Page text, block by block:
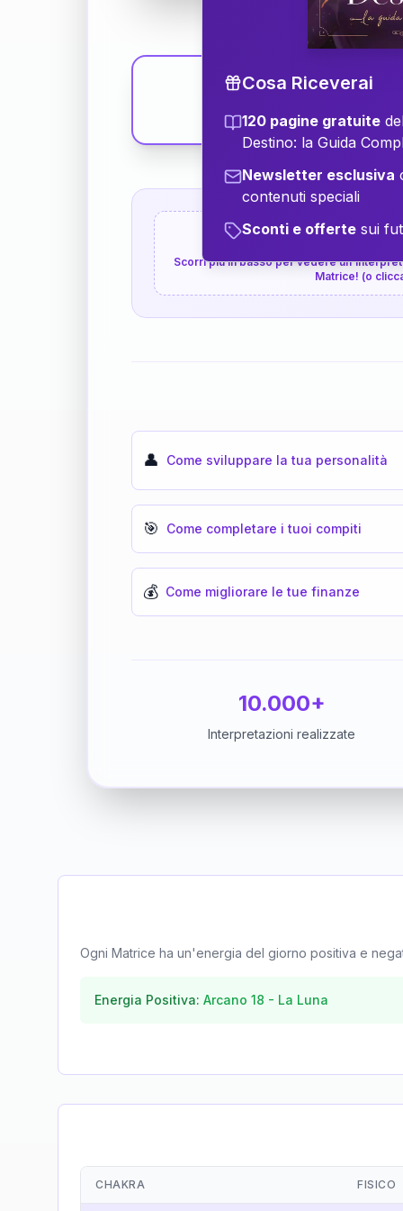
👇 P.S. Interpretazione
Scorri più in basso per vedere
Matrice! (o
👤 Come sviluppare la tua personalità
🎯 Come completare i tuoi compiti
💰 Come migliorare le tue finanze
10.000+
Interpretazioni realizzate
Ogni Matrice ha un'energia del giorno positiva e
Energia Positiva: Arcano 18 - La Luna
CHAKRA FISICO
Cosa Riceverai
120 pagine gratuite
Destino: la Guida
Newsletter esclusiva
contenuti speciali
Sconti e offerte sui